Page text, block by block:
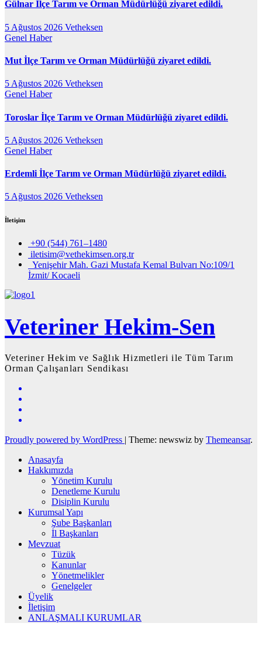
Gülnar İlçe Tarım ve Orman Müdürlüğü ziyaret edildi.
5 Ağustos 2026 Vetheksen
Genel Haber
Mut İlçe Tarım ve Orman Müdürlüğü ziyaret edildi.
5 Ağustos 2026 Vetheksen
Genel Haber
Toroslar İlçe Tarım ve Orman Müdürlüğü ziyaret edildi.
5 Ağustos 2026 Vetheksen
Genel Haber
Erdemli İlçe Tarım ve Orman Müdürlüğü ziyaret edildi.
5 Ağustos 2026 Vetheksen
İletişim
+90 (544) 761–1480
iletisim@vethekimsen.org.tr
Yenişehir Mah. Gazi Mustafa Kemal Bulvarı No:109/1
İzmit/ Kocaeli
Veteriner Hekim-Sen
Veteriner Hekim ve Sağlık Hizmetleri ile Tüm Tarım
Orman Çalışanları Sendikası
Proudly powered by WordPress | Theme: newswiz by Themeansar.
Anasayfa
Hakkımızda
Yönetim Kurulu
Denetleme Kurulu
Disiplin Kurulu
Kurumsal Yapı
Şube Başkanları
İl Başkanları
Mevzuat
Tüzük
Kanunlar
Yönetmelikler
Genelgeler
Üyelik
İletişim
ANLAŞMALI KURUMLAR